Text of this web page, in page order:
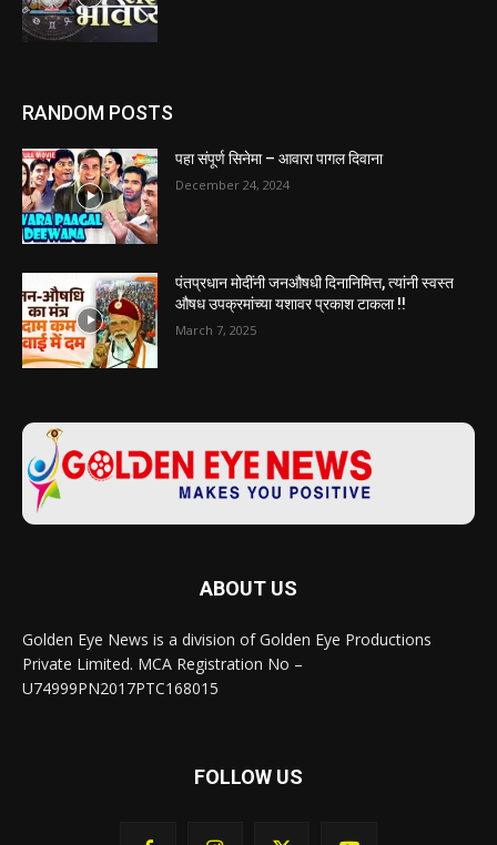
RANDOM POSTS
पहा संपूर्ण सिनेमा – आवारा पागल दिवाना
December 24, 2024
पंतप्रधान मोदींनी जनऔषधी दिनानिमित्त, त्यांनी स्वस्त
औषध उपक्रमांच्या यशावर प्रकाश टाकला !!
March 7, 2025
ABOUT US
Golden Eye News is a division of Golden Eye Productions
Private Limited. MCA Registration No –
U74999PN2017PTC168015
FOLLOW US